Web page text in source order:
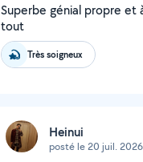
Superbe génial propre et
tout
Très soigneux
Heinui
posté le 20 juil. 2026